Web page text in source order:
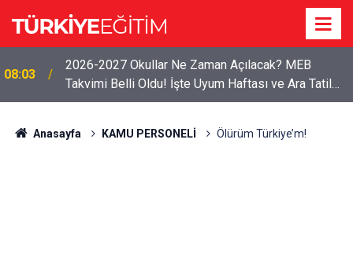
08:03
2026-2027 Okullar Ne Zaman Açılacak? MEB
Takvimi Belli Oldu! İşte Uyum Haftası ve Ara Tatil
Tarihleri
Anasayfa KAMU PERSONELİ Ölürüm Türkiye’m!